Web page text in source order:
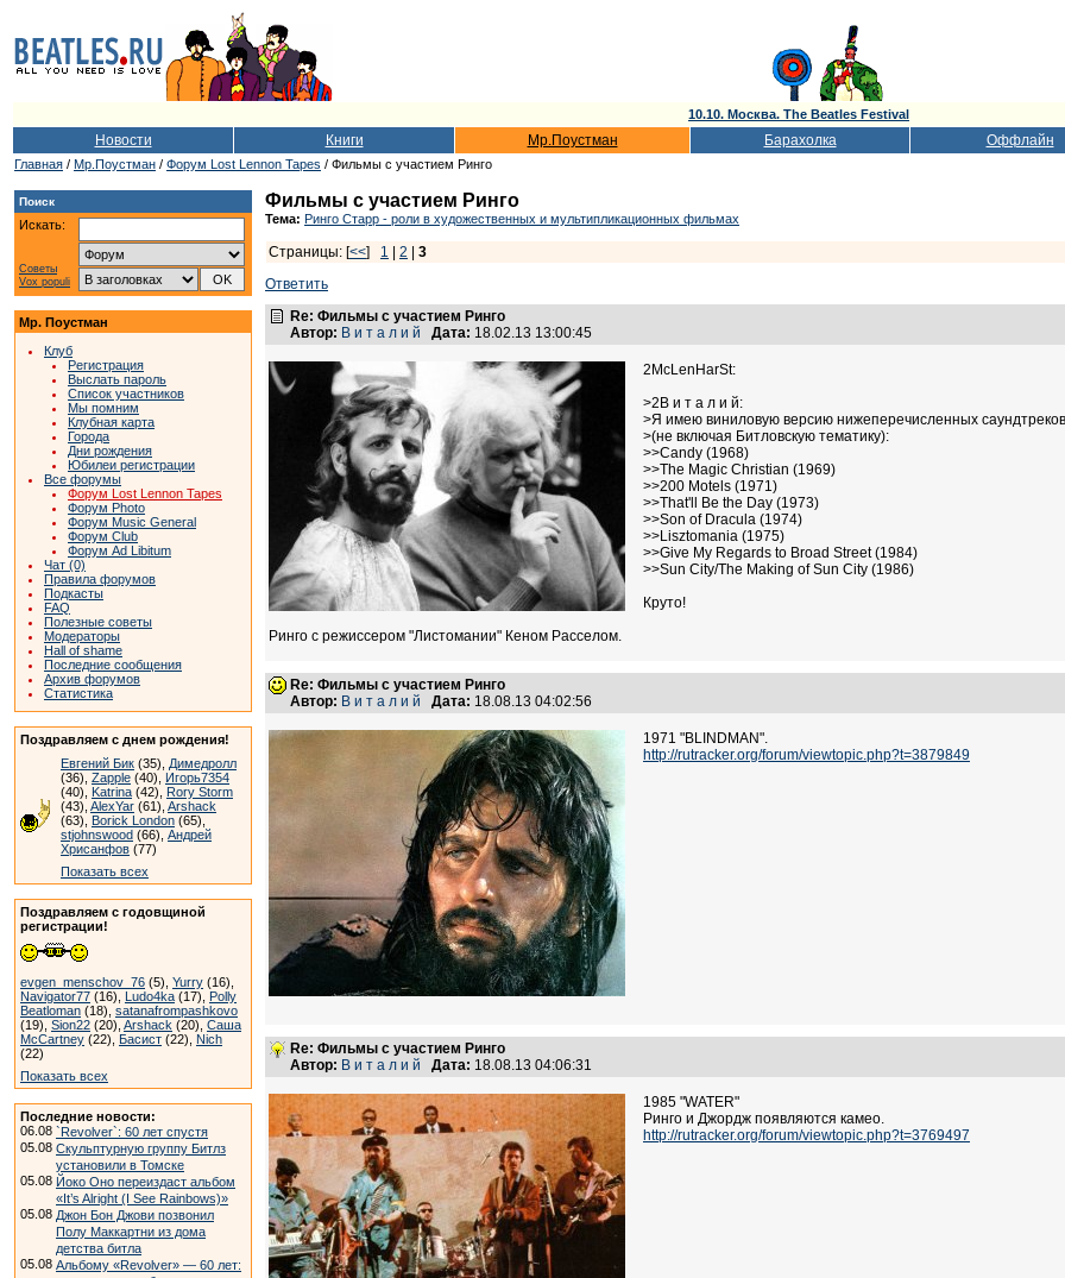
10.10. Москва. The Beatles Festival
Новости Книги Мр.Поустман Барахолка Оффлайн
Главная / Мр.Поустман / Форум Lost Lennon Tapes / Фильмы с участием Ринго
Поиск
Искать:
Советы
Vox populi
Мр. Поустман
Клуб
Регистрация
Выслать пароль
Список участников
Мы помним
Клубная карта
Города
Дни рождения
Юбилеи регистрации
Все форумы
Форум Lost Lennon Tapes
Форум Photo
Форум Music General
Форум Club
Форум Ad Libitum
Чат (0)
Правила форумов
Подкасты
FAQ
Полезные советы
Модераторы
Hall of shame
Последние сообщения
Архив форумов
Статистика
Поздравляем с днем рождения!
Евгений Бик (35), Димедролл
(36), Zapple (40), Игорь7354
(40), Katrina (42), Rory Storm
(43), AlexYar (61), Arshack
(63), Borick London (65),
stjohnswood (66), Андрей
Хрисанфов (77)
Показать всех
Поздравляем с годовщиной
регистрации!
evgen_menschov_76 (5), Yurry (16),
Navigator77 (16), Ludo4ka (17), Polly
Beatloman (18), satanafrompashkovo
(19), Sion22 (20), Arshack (20), Саша
McCartney (22), Басист (22), Nich
(22)
Показать всех
Последние новости:
06.08 `Revolver`: 60 лет спустя
05.08 Скульптурную группу Битлз
установили в Томске
05.08 Йоко Оно переиздаст альбом
«It’s Alright (I See Rainbows)»
05.08 Джон Бон Джови позвонил
Полу Маккартни из дома
детства битла
05.08 Альбому «Revolver» — 60 лет:
Фильмы с участием Ринго
Тема: Ринго Старр - роли в художественных и мультипликационных фильмах
Страницы: [<<] 1 2
3
Ответить
Re: Фильмы с участием Ринго
Автор: В и т а л и й Дата: 18.02.13 13:00:45
2McLenHarSt:
>2В и т а л и й:
>Я имею виниловую версию нижеперечисленных саундтреков
>(не включая Битловскую тематику):
>>Candy (1968)
>>The Magic Christian (1969)
>>200 Motels (1971)
>>That'll Be the Day (1973)
>>Son of Dracula (1974)
>>Lisztomania (1975)
>>Give My Regards to Broad Street (1984)
>>Sun City/The Making of Sun City (1986)
Круто!
Ринго с режиссером "Листомании" Кеном Расселом.
Re: Фильмы с участием Ринго
Автор: В и т а л и й Дата: 18.08.13 04:02:56
1971 "BLINDMAN".
http://rutracker.org/forum/viewtopic.php?t=3879849
Re: Фильмы с участием Ринго
Автор: В и т а л и й Дата: 18.08.13 04:06:31
1985 "WATER"
Ринго и Джордж появляются камео.
http://rutracker.org/forum/viewtopic.php?t=3769497